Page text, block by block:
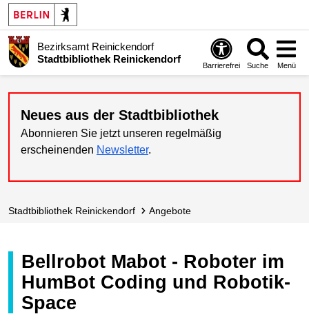
Bezirksamt Reinickendorf
Stadtbibliothek Reinickendorf
Barrierefrei Suche Menü
Neues aus der Stadtbibliothek
Abonnieren Sie jetzt unseren regelmäßig
erscheinenden Newsletter.
Stadt­bibliothek Reinickendorf Angebote
Bellrobot Mabot - Roboter im
HumBot Coding und Robotik-
Space